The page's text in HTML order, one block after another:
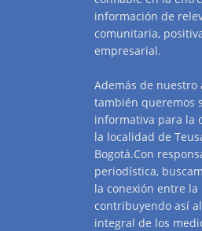
información de
comunitaria,
empresarial.
Además de nuestro
también queremos
informativa para la
la localidad de
Bogotá.Con
periodística,
la conexión entre
contribuyendo así
integral de los